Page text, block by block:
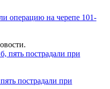
операцию на черепе 101-
пострадали при